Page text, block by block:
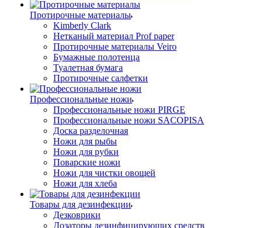
Протирочные материалы
Kimberly Clark
Нетканый материал Prof paper
Протирочные материалы Veiro
Бумажные полотенца
Туалетная бумага
Протирочные салфетки
Профессиональные ножи
Профессиональные ножи PIRGE
Профессиональные ножи SACOPISA
Доска разделочная
Ножи для рыбы
Ножи для рубки
Поварские ножи
Ножи для чистки овощей
Ножи для хлеба
Товары для дезинфекции
Дезковрики
Дозаторы дезинфицирующих средств